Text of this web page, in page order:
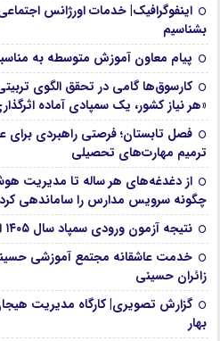
اینفوگرافیک| خدمات اورژانس
بشناسیم
پیام معاون آموزش متوسطه به
کارسوق‌ها گامی در تحقق الگوی
«هر نیاز کشور، یک سمپادی آماده
فصل تابستان؛ فرصتی راهبردی برای
ترمیم مهارت‌های تحصیلی
از دغدغه‌های هر ساله تا مدیریت
چگونه سرویس مدارس را ساماندهی
نتیجه آزمون ورودی سمپاد سال ۱۴۰۵ اعلام شد
خدمت عاشقانه مجتمع آموزشی‌ حسینی
زائران حسینی
گزارش تصویری| کارگاه مدیریت
بهار